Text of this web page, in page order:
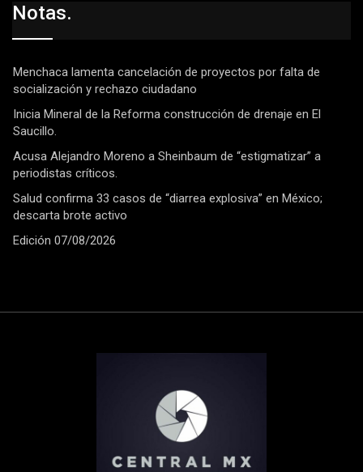
Notas.
Menchaca lamenta cancelación de proyectos por falta de
socialización y rechazo ciudadano
Inicia Mineral de la Reforma construcción de drenaje en El
Saucillo.
Acusa Alejandro Moreno a Sheinbaum de “estigmatizar” a
periodistas críticos.
Salud confirma 33 casos de “diarrea explosiva” en México;
descarta brote activo
Edición 07/08/2026